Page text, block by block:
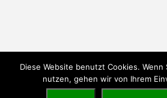
Diese Website benutzt Cookies.
nutzen, gehen wir von Ihrem